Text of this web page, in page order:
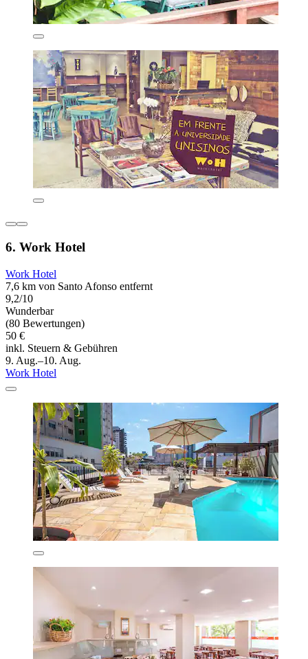
6. Work Hotel
Work Hotel
7,6 km von Santo Afonso entfernt
9,2/10
Wunderbar
(80 Bewertungen)
50 €
inkl. Steuern & Gebühren
9. Aug.–10. Aug.
Work Hotel